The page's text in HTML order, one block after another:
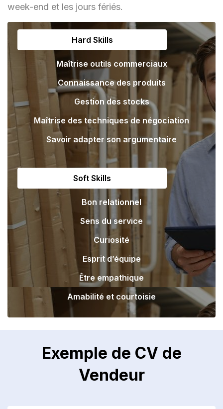
week-end et les jours fériés.
Hard Skills
Maîtrise outils commerciaux
Connaissance des produits
Gestion des stocks
Maîtrise des techniques de négociation
Savoir adapter son argumentaire
Soft Skills
Bon relationnel
Sens du service
Curiosité
Esprit d’équipe
Être empathique
Amabilité et courtoisie
Exemple de CV de
Vendeur